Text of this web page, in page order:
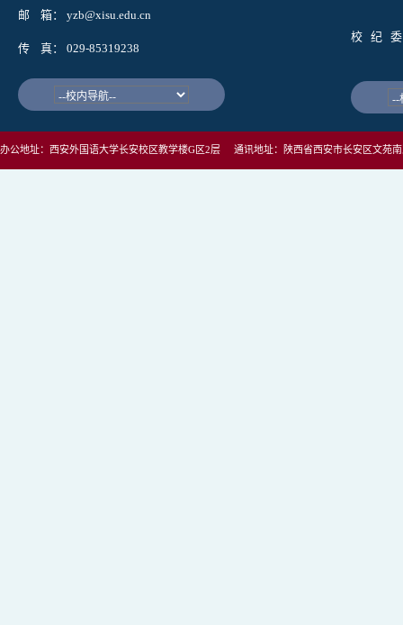
邮 箱： yzb@xisu.edu.cn
传 真： 029-85319238
校 纪 委
办公地址：西安外国语大学长安校区教学楼G区2层 通讯地址：陕西省西安市长安区文